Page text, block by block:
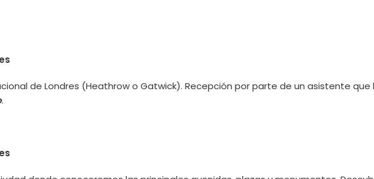
de Londres (Heathrow o Gatwick). Recepción por parte de un asistente
.